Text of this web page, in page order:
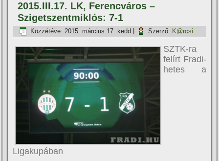
2015.III.17. LK, Ferencváros –
Szigetszentmiklós: 7-1
Közzétéve: 2015. március 17. kedd Szerző: K@rcsi
SZTK-ra
felí­rt Fradi-
hetes a
Ligakupában